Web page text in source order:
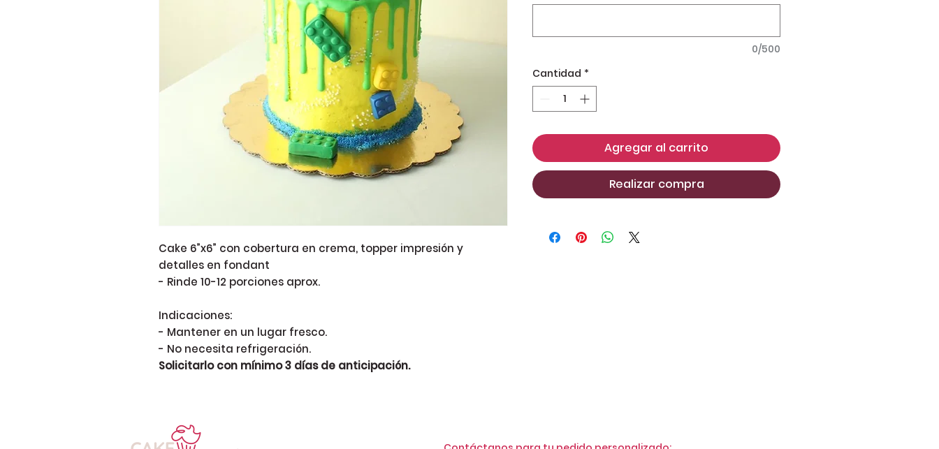
Cake 6”x6” con cobertura en crema, topper impresión y
detalles en fondant
- Rinde 10-12 porciones aprox.
Indicaciones:
- Mantener en un lugar fresco.
- No necesita refrigeración.
Solicitarlo con mínimo 3 días de anticipación.
0/500
Cantidad *
Agregar al carrito
Realizar compra